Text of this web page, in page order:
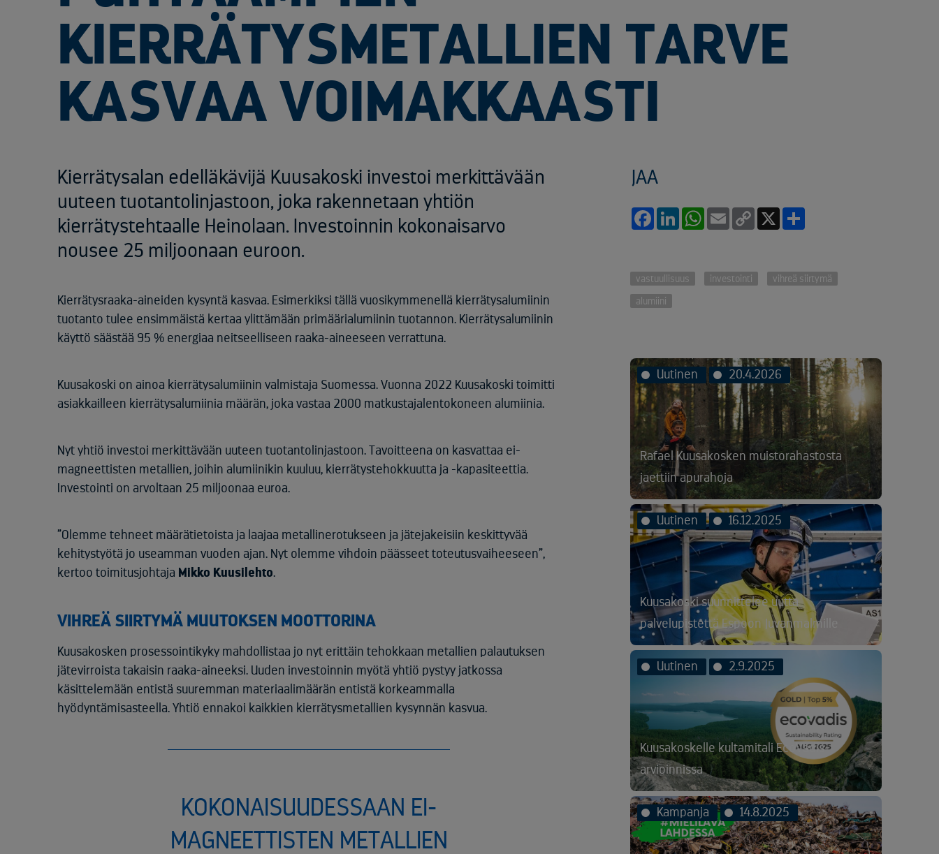
KIERRÄTYSMETALLIEN TARVE
KASVAA VOIMAKKAASTI
Kierrätysalan edelläkävijä Kuusakoski investoi merkittävään
uuteen tuotantolinjastoon, joka rakennetaan yhtiön
kierrätystehtaalle Heinolaan. Investoinnin kokonaisarvo
nousee 25 miljoonaan euroon.
Kierrätysraaka-aineiden kysyntä kasvaa. Esimerkiksi tällä vuosikymmenellä kierrätysalumiinin
tuotanto tulee ensimmäistä kertaa ylittämään primäärialumiinin tuotannon. Kierrätysalumiinin
käyttö säästää 95 % energiaa neitseelliseen raaka-aineeseen verrattuna.
Kuusakoski on ainoa kierrätysalumiinin valmistaja Suomessa. Vuonna 2022 Kuusakoski toimitti
asiakkailleen kierrätysalumiinia määrän, joka vastaa 2000 matkustajalentokoneen alumiinia.
Nyt yhtiö investoi merkittävään uuteen tuotantolinjastoon. Tavoitteena on kasvattaa ei-
magneettisten metallien, joihin alumiinikin kuuluu, kierrätystehokkuutta ja -kapasiteettia.
Investointi on arvoltaan 25 miljoonaa euroa.
”Olemme tehneet määrätietoista ja laajaa metallinerotukseen ja jätejakeisiin keskittyvää
kehitystyötä jo useamman vuoden ajan. Nyt olemme vihdoin päässeet toteutusvaiheeseen”,
kertoo toimitusjohtaja Mikko Kuusilehto.
VIHREÄ SIIRTYMÄ MUUTOKSEN MOOTTORINA
Kuusakosken prosessointikyky mahdollistaa jo nyt erittäin tehokkaan metallien palautuksen
jätevirroista takaisin raaka-aineeksi. Uuden investoinnin myötä yhtiö pystyy jatkossa
käsittelemään entistä suuremman materiaalimäärän entistä korkeammalla
hyödyntämisasteella. Yhtiö ennakoi kaikkien kierrätysmetallien kysynnän kasvua.
KOKONAISUUDESSAAN EI-
MAGNEETTISTEN METALLIEN
JAA
FacebookLinkedInWhatsApp
Email
Copy
vastuullisuus investointi vihreä siirtymä
alumiini
Uutinen 20.4.2026
Rafael Kuusakosken muistorahastosta
jaettiin apurahoja
Uutinen 16.12.2025
Kuusakoski suunnittelee uutta
palvelupistettä Espoon Juvanmalmille
Uutinen 2.9.2025
Kuusakoskelle kultamitali EcoVadis-
arvioinnissa
Kampanja 14.8.2025